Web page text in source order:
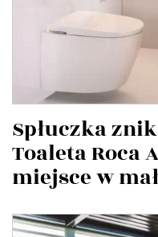
Spłuczka
Toaleta Roca
miejsce w